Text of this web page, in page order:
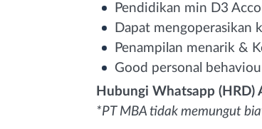
Pendidikan min D3
Dapat mengoperasikan
Penampilan menarik &
Good personal
Hubungi Whatsapp (HRD)
*PT MBA tidak memungut